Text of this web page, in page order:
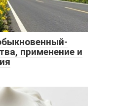
применение и